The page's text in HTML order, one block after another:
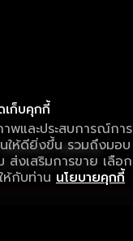
เก็บคุกกี้
าพและประสบการณ์การ
นให้ดียิ่งขึ้น รวมถึงมอบ
ส่งเสริมการขาย เลือก
ห้กับท่าน นโยบายคุกกี้
นไหลกว่า ไม่มีสะดุด
ปเพื่อการรับชมที่ดีกว่า